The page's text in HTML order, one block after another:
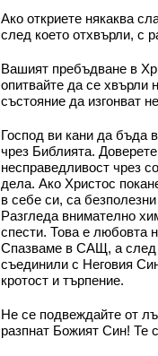
Ако откриете някаква
след което отхвърли, с
Вашият пребъдване в
опитвайте да се хвърли
състояние да изгонват
Господ ви кани да бъда
чрез Библията.
несправедливост чрез
дела. Ако Христос
в себе си, са
Разгледа внимателно
спести. Това е любовта
Спазваме в САЩ, а след
съединили с Неговия
кротост и търпение.
Не се подвеждайте от
разпнат Божият Син! Те